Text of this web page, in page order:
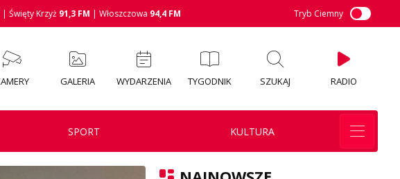
| Święty Krzyż 91,3 FM | Włoszczowa 94,4 FM Tryb Ciemny
GALERIA WYDARZENIA TYGODNIK SZUKAJ RADIO
SPORT KULTURA